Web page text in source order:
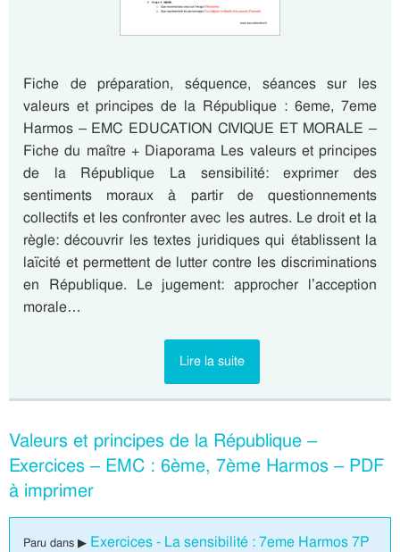
Fiche de préparation, séquence, séances sur les
valeurs et principes de la République : 6eme, 7eme
Harmos – EMC EDUCATION CIVIQUE ET MORALE –
Fiche du maître + Diaporama Les valeurs et principes
de la République La sensibilité: exprimer des
sentiments moraux à partir de questionnements
collectifs et les confronter avec les autres. Le droit et la
règle: découvrir les textes juridiques qui établissent la
laïcité et permettent de lutter contre les discriminations
en République. Le jugement: approcher l’acception
morale…
Lire la suite
Valeurs et principes de la République –
Exercices – EMC : 6ème, 7ème Harmos – PDF
à imprimer
Paru dans ▶ Exercices - La sensibilité : 7eme Harmos 7P